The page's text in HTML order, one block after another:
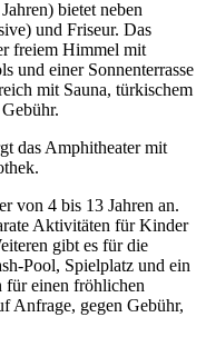
bietet neben
und Friseur. Das
freiem Himmel mit
und einer Sonnenterrasse
mit Sauna, türkischem
das Amphitheater mit
von 4 bis 13 Jahren an.
Aktivitäten für Kinder
gibt es für die
Pool, Spielplatz und ein
für einen fröhlichen
Anfrage, gegen Gebühr,